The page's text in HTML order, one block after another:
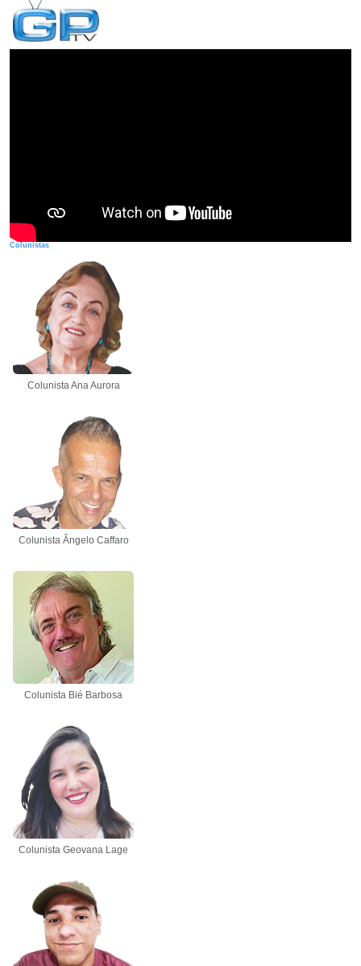
Colunistas
Colunista Ana Aurora
Colunista Ângelo Caffaro
Colunista Bié Barbosa
Colunista Geovana Lage